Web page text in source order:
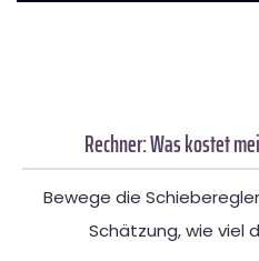
Rechner: Was kostet
Bewege die
Schätzung, wie viel